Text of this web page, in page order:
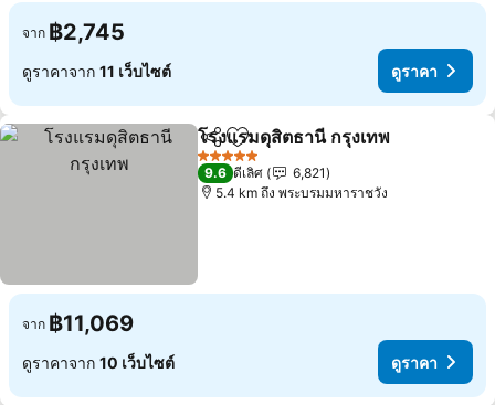
จาก ฿2,745
ดูราคาจาก 11 เว็บไซต์ ดูราคา
แชร์ เพิ่มในรายการโปรด
โรงแรมดุสิตธานี กรุงเทพ
5 ดาว
9.6 ดีเลิศ
6,821
5.4 km ถึง พระบรมมหาราชวัง
จาก ฿11,069
ดูราคาจาก 10 เว็บไซต์ ดูราคา